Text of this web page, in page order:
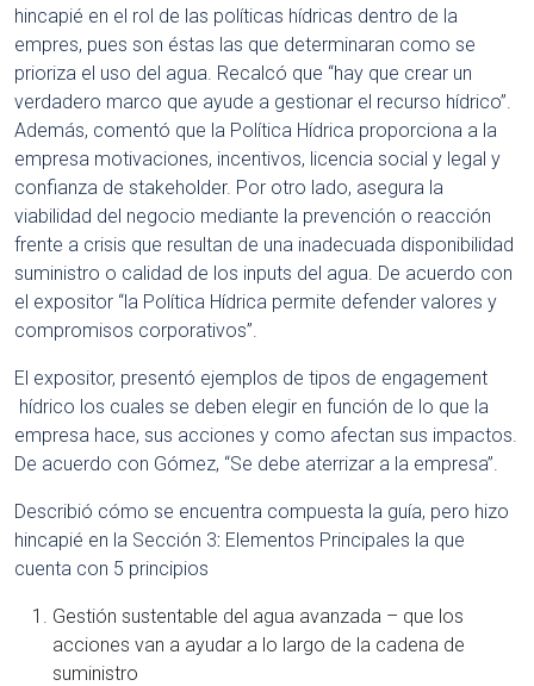
hincapié en el rol de las políticas hídricas dentro de la
empres, pues son éstas las que determinaran como se
prioriza el uso del agua. Recalcó que “hay que crear un
verdadero marco que ayude a gestionar el recurso hídrico”.
Además, comentó que la Política Hídrica proporciona a la
empresa motivaciones, incentivos, licencia social y legal y
confianza de stakeholder. Por otro lado, asegura la
viabilidad del negocio mediante la prevención o reacción
frente a crisis que resultan de una inadecuada disponibilidad
suministro o calidad de los inputs del agua. De acuerdo con
el expositor “la Política Hídrica permite defender valores y
compromisos corporativos”.
El expositor, presentó ejemplos de tipos de engagement
hídrico los cuales se deben elegir en función de lo que la
empresa hace, sus acciones y como afectan sus impactos.
De acuerdo con Gómez, “Se debe aterrizar a la empresa”.
Describió cómo se encuentra compuesta la guía, pero hizo
hincapié en la Sección 3: Elementos Principales la que
cuenta con 5 principios
Gestión sustentable del agua avanzada – que los
acciones van a ayudar a lo largo de la cadena de
suministro